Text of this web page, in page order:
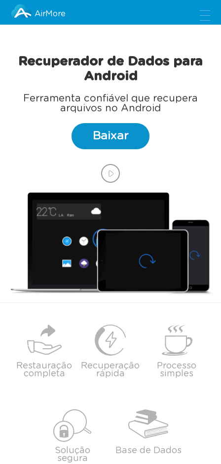
AirMore
Recuperador de Dados para
Android
Ferramenta confiável que recupera
arquivos no Android
Baixar
LA Rain
Restauração
completa
Recuperação
rápida
Processo
simples
Solução
segura
Base de Dados